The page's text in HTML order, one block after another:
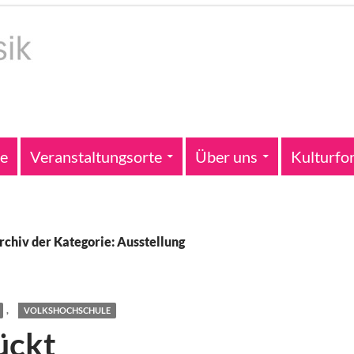
Veranstaltungsorte Über uns
der Kategorie: Ausstellung
, VOLKSHOCHSCHULE